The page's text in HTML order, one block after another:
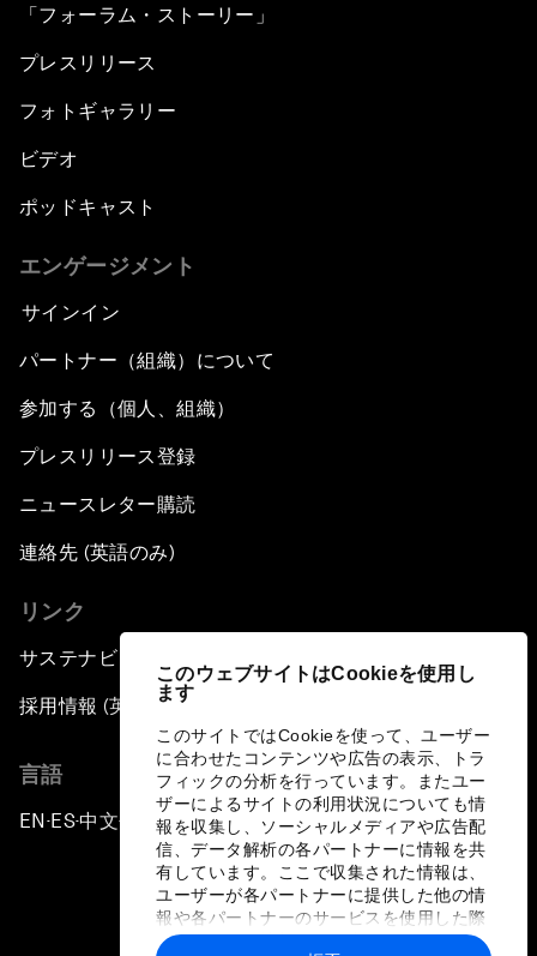
このウェブサイトはCookieを使用し
ます
このサイトではCookieを使って、ユーザー
に合わせたコンテンツや広告の表示、トラ
フィックの分析を行っています。またユー
ザーによるサイトの利用状況についても情
報を収集し、ソーシャルメディアや広告配
信、データ解析の各パートナーに情報を共
有しています。ここで収集された情報は、
ユーザーが各パートナーに提供した他の情
報や各パートナーのサービスを使用した際
に収集された情報と組み合わされ、各パー
「フォーラム・ストーリー」
プレスリリース
フォトギャラリー
ビデオ
ポッドキャスト
エンゲージメント
サインイン
パートナー（組織）について
参加する（個人、組織）
プレスリリース登録
ニュースレター購読
連絡先 (英語のみ)
リンク
サステナビリティへの取り組み
採用情報 (英語のみ)
言語
EN ▪ES▪中文▪ 日本語